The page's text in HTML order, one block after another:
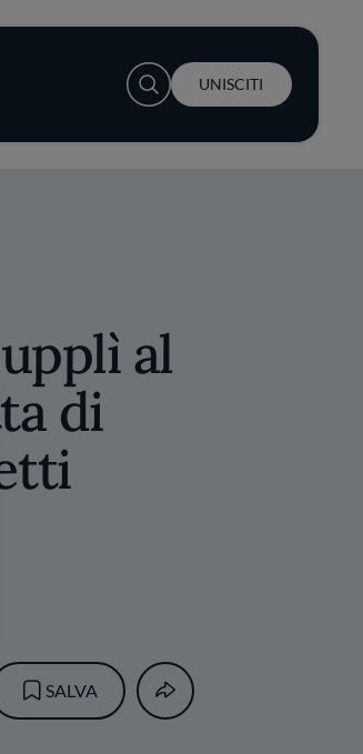
User account menu
UNISCITI
al
di
SALVA